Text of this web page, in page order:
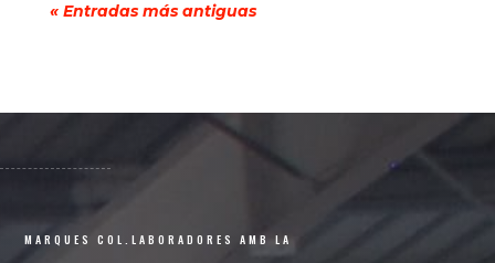
« Entradas más antiguas
MARQUES COL.LABORADORES AMB LA